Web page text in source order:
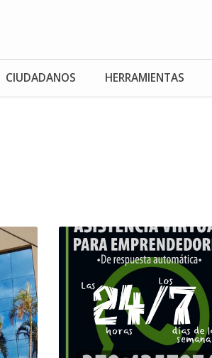
CIUDADANOS HERRAMIENTAS